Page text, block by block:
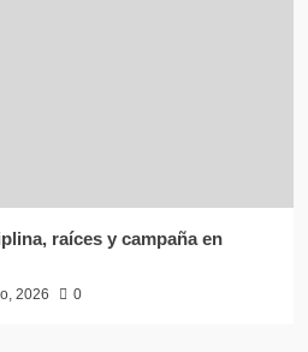
raíces y campaña en
2026 0